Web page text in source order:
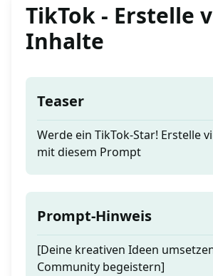
TikTok - Erstelle
Inhalte
Teaser
Werde ein TikTok-Star! Erstelle
mit diesem Prompt
Prompt-Hinweis
[Deine kreativen Ideen
Community begeistern]